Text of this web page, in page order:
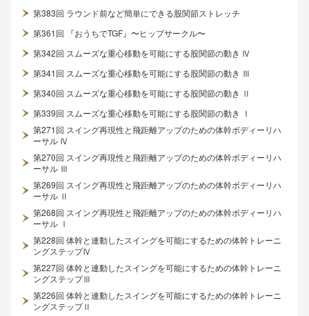
第383回 ラウンド前など簡単にできる股関節ストレッチ
第361回 『おうちでTGF』〜ヒップサークル〜
第342回 スムーズな重心移動を可能にする股関節の動き Ⅳ
第341回 スムーズな重心移動を可能にする股関節の動き Ⅲ
第340回 スムーズな重心移動を可能にする股関節の動き Ⅱ
第339回 スムーズな重心移動を可能にする股関節の動き Ⅰ
第271回 スイング再現性と飛距離アップのための体幹ボディーリハ
ーサル Ⅳ
第270回 スイング再現性と飛距離アップのための体幹ボディーリハ
ーサル Ⅲ
第269回 スイング再現性と飛距離アップのための体幹ボディーリハ
ーサル Ⅱ
第268回 スイング再現性と飛距離アップのための体幹ボディーリハ
ーサル Ⅰ
第228回 体幹と連動したスイングを可能にするための体幹トレーニ
ングステップⅣ
第227回 体幹と連動したスイングを可能にするための体幹トレーニ
ングステップⅢ
第226回 体幹と連動したスイングを可能にするための体幹トレーニ
ングステップⅡ